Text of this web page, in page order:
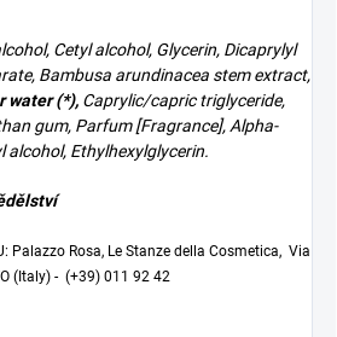
Cetyl alcohol, Glycerin, Dicaprylyl
Bambusa arundinacea stem extract,
water (*), Caprylic/capric triglyceride,
gum, Parfum [Fragrance], Alpha-
alcohol, Ethylhexylglycerin.
Palazzo Rosa, Le Stanze della Cosmetica, Via
(Italy) - (+39) 011 92 42